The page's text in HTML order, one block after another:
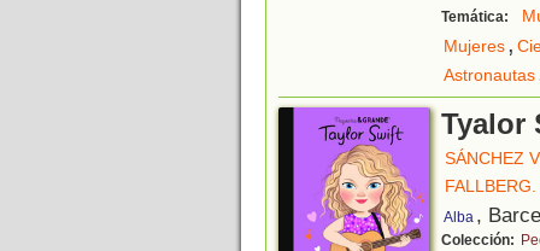
Temática:
Mujeres,
Astronautas
Tyalor
SÁNCHEZ
Alba ,
Colección: